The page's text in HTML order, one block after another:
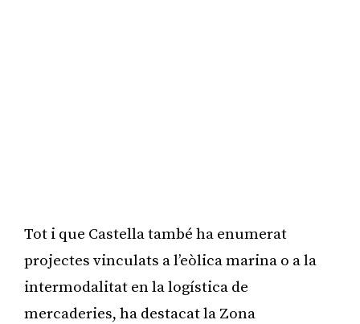
Tot i que Castella també ha enumerat
projectes vinculats a l’eòlica marina o a la
intermodalitat en la logística de
mercaderies, ha destacat la Zona